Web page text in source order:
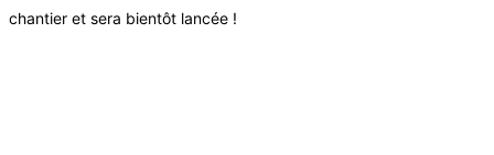
chantier et sera bientôt lancée !